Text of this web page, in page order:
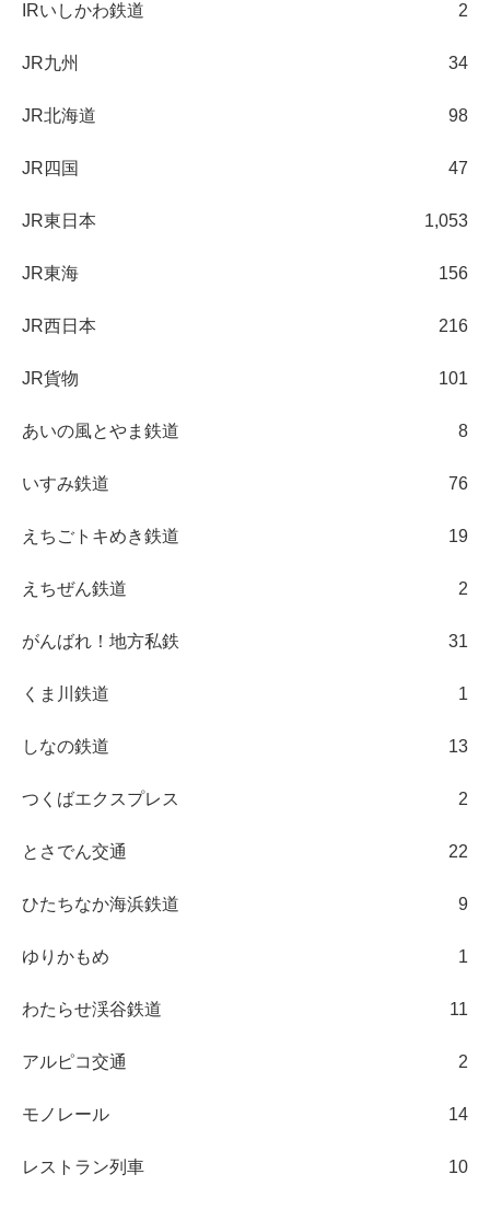
IRいしかわ鉄道 2
JR九州 34
JR北海道 98
JR四国 47
JR東日本 1,053
JR東海 156
JR西日本 216
JR貨物 101
あいの風とやま鉄道 8
いすみ鉄道 76
えちごトキめき鉄道 19
えちぜん鉄道 2
がんばれ！地方私鉄 31
くま川鉄道 1
しなの鉄道 13
つくばエクスプレス 2
とさでん交通 22
ひたちなか海浜鉄道 9
ゆりかもめ 1
わたらせ渓谷鉄道 11
アルピコ交通 2
モノレール 14
レストラン列車 10